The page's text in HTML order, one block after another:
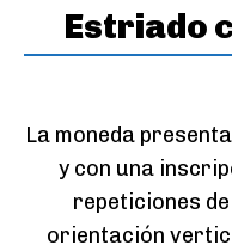
Estriado
La moneda
y con una
repeticiones
orientación